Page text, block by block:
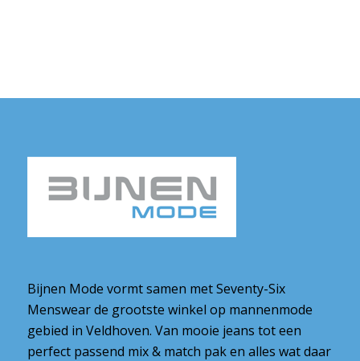
Bijnen Mode vormt samen met Seventy-Six
Menswear de grootste winkel op mannenmode
gebied in Veldhoven. Van mooie jeans tot een
perfect passend mix & match pak en alles wat daar